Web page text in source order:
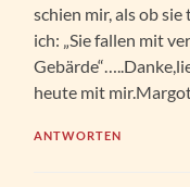
schien mir, als ob
ich: „Sie fallen mit
heute mit
ANTWORTEN